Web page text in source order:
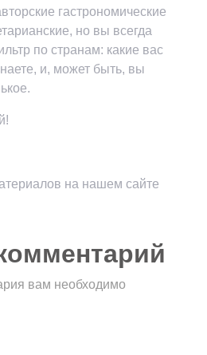
гастрономические
но вы всегда
по странам: какие вас
и, может быть, вы
на нашем сайте
вам необходимо